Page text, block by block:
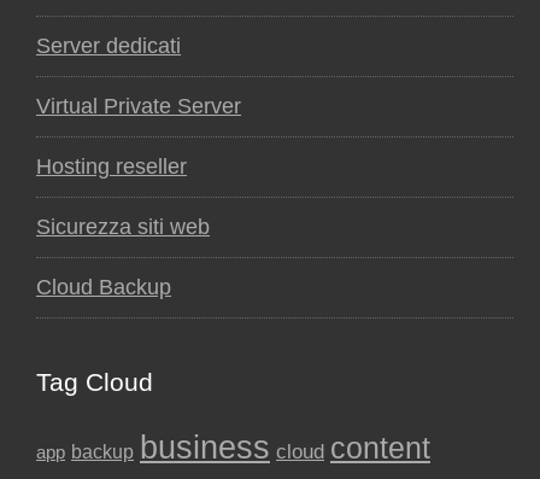
Server dedicati
Virtual Private Server
Hosting reseller
Sicurezza siti web
Cloud Backup
Tag Cloud
app backup business cloud content